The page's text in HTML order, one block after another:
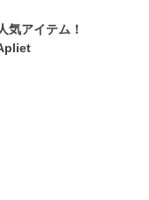
気アイテム！